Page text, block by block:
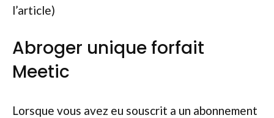
l’article)
Abroger unique forfait
Meetic
Lorsque vous avez eu souscrit a un abonnement